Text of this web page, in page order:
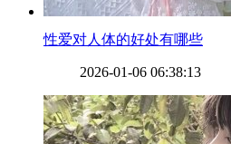
​性爱对人体的好处有哪些
2026-01-06 06:38:13